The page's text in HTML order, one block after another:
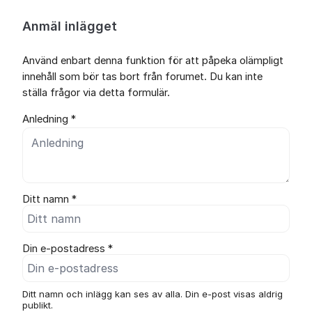
Anmäl inlägget
Använd enbart denna funktion för att påpeka olämpligt
innehåll som bör tas bort från forumet. Du kan inte
ställa frågor via detta formulär.
Anledning *
Ditt namn *
Din e-postadress *
Ditt namn och inlägg kan ses av alla. Din e-post visas aldrig
publikt.